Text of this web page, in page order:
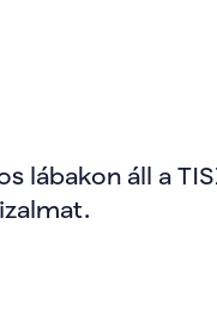
lábakon áll a